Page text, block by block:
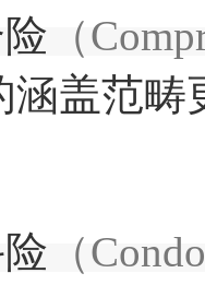
（
涵盖范
（